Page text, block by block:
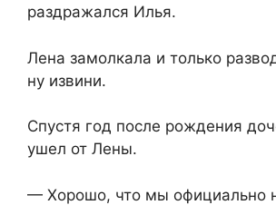
раздражался Илья.
Лена замолкала и только
ну извини.
Спустя год после рождения
ушел от Лены.
— Хорошо, что мы официально